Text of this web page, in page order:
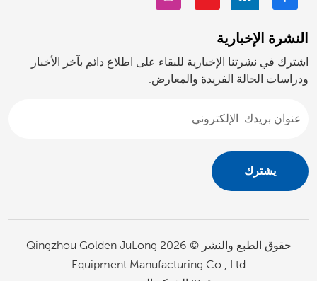
النشرة الإخبارية
اشترك في نشرتنا الإخبارية للبقاء على اطلاع دائم بآخر الأخبار
ودراسات الحالة الفريدة والمعارض.
حقوق الطبع والنشر © 2026 Qingzhou Golden JuLong
Equipment Manufacturing Co., Ltd